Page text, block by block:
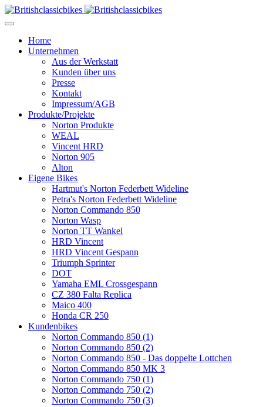
Home
Unternehmen
Aus der Werkstatt
Kunden über uns
Presse
Kontakt
Impressum/AGB
Produkte/Projekte
Norton Produkte
WEAL
Vincent HRD
Norton 905
Alton
Eigene Bikes
Hartmut's Norton Federbett Wideline
Petra's Norton Federbett Wideline
Norton Commando 850
Norton Wasp
Norton TT Wankel
HRD Vincent
HRD Vincent Gespann
Triumph Sprinter
DOT
Yamaha EML Crossgespann
CZ 380 Falta Replica
Maico 400
Honda CR 250
Kundenbikes
Norton Commando 850 (1)
Norton Commando 850 (2)
Norton Commando 850 - Das doppelte Lottchen
Norton Commando 850 MK 3
Norton Commando 750 (1)
Norton Commando 750 (2)
Norton Commando 750 (3)